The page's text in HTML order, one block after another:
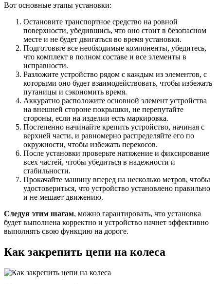
Вот основные этапы установки:
Остановите транспортное средство на ровной
поверхности, убедившись, что оно стоит в безопасном
месте и не будет двигаться во время установки.
Подготовьте все необходимые компоненты, убедитесь,
что комплект в полном составе и все элементы в
исправности.
Разложите устройство рядом с каждым из элементов, с
которыми оно будет взаимодействовать, чтобы избежать
путаницы и сэкономить время.
Аккуратно расположите основной элемент устройства
на внешней стороне покрышки, не перепутайте
стороны, если на изделии есть маркировка.
Постепенно начинайте крепить устройство, начиная с
верхней части, и равномерно распределяйте его по
окружности, чтобы избежать перекосов.
После установки проверьте натяжение и фиксирование
всех частей, чтобы убедиться в надежности и
стабильности.
Прокачайте машину вперед на несколько метров, чтобы
удостовериться, что устройство установлено правильно
и не мешает движению.
Следуя этим шагам, можно гарантировать, что установка
будет выполнена корректно и устройство начнет эффективно
выполнять свою функцию на дороге.
Как закрепить цепи на колеса